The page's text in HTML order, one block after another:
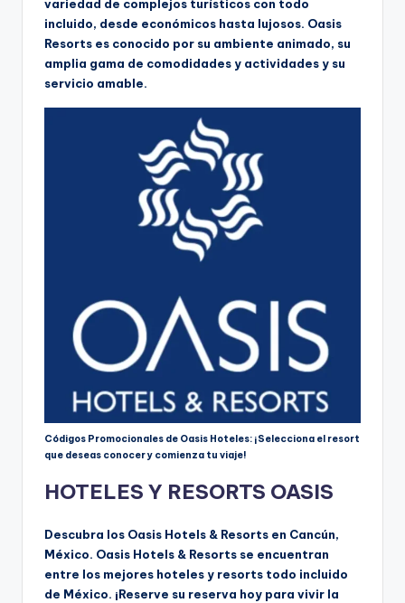
variedad de complejos turísticos con todo
incluido, desde económicos hasta lujosos. Oasis
Resorts es conocido por su ambiente animado, su
amplia gama de comodidades y actividades y su
servicio amable.
Códigos Promocionales de Oasis Hoteles: ¡Selecciona el resort
que deseas conocer y comienza tu viaje!
HOTELES Y RESORTS OASIS
Descubra los Oasis Hotels & Resorts en Cancún,
México. Oasis Hotels & Resorts se encuentran
entre los mejores hoteles y resorts todo incluido
de México. ¡Reserve su reserva hoy para vivir la